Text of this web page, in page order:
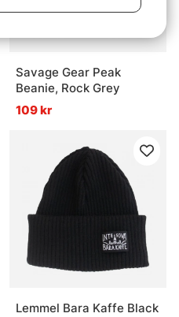
Savage Gear Peak
Beanie, Rock Grey
109 kr
Lemmel Bara Kaffe Black